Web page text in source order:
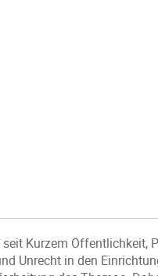
Kurzem Öffentlichkeit,
Unrecht in den